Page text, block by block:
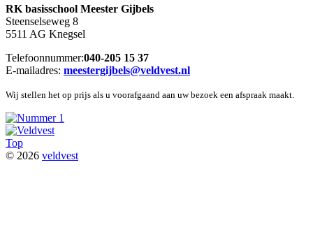
RK basisschool Meester Gijbels
Steenselseweg 8
5511 AG Knegsel
Telefoonnummer:040-205 15 37
E-mailadres: meestergijbels@veldvest.nl
Wij stellen het op prijs als u voorafgaand aan uw bezoek een afspraak maakt.
Top
© 2026 veldvest